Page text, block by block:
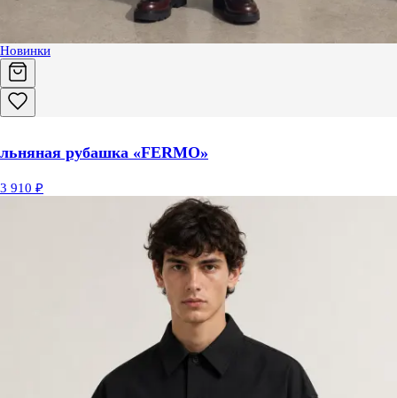
Новинки
льняная рубашка «FERMO»
3 910 ₽